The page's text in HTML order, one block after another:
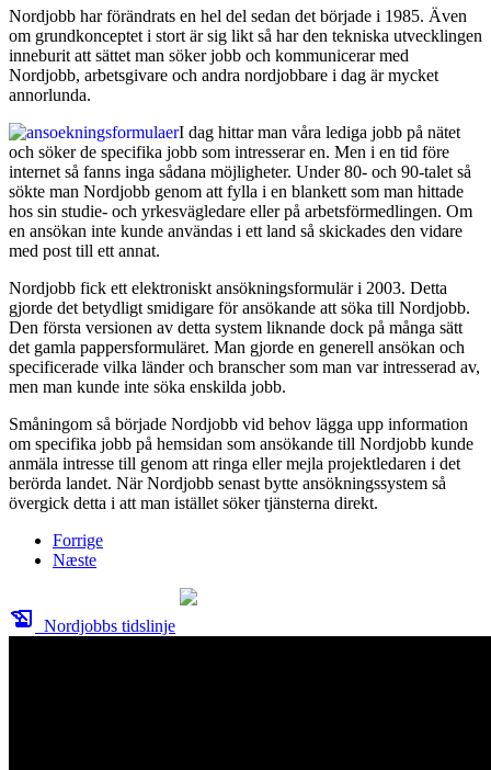
Nordjobb har förändrats en hel del sedan det började i 1985. Även
om grundkonceptet i stort är sig likt så har den tekniska utvecklingen
inneburit att sättet man söker jobb och kommunicerar med
Nordjobb, arbetsgivare och andra nordjobbare i dag är mycket
annorlunda.
I dag hittar man våra lediga jobb på nätet
och söker de specifika jobb som intresserar en. Men i en tid före
internet så fanns inga sådana möjligheter. Under 80- och 90-talet så
sökte man Nordjobb genom att fylla i en blankett som man hittade
hos sin studie- och yrkesvägledare eller på arbetsförmedlingen. Om
en ansökan inte kunde användas i ett land så skickades den vidare
med post till ett annat.
Nordjobb fick ett elektroniskt ansökningsformulär i 2003. Detta
gjorde det betydligt smidigare för ansökande att söka till Nordjobb.
Den första versionen av detta system liknande dock på många sätt
det gamla pappersformuläret. Man gjorde en generell ansökan och
specificerade vilka länder och branscher som man var intresserad av,
men man kunde inte söka enskilda jobb.
Småningom så började Nordjobb vid behov lägga upp information
om specifika jobb på hemsidan som ansökande till Nordjobb kunde
anmäla intresse till genom att ringa eller mejla projektledaren i det
berörda landet. När Nordjobb senast bytte ansökningssystem så
övergick detta i att man istället söker tjänsterna direkt.
Forrige
Næste
history_edu Nordjobbs tidslinje